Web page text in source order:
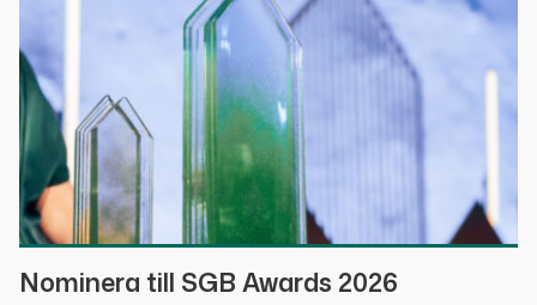
Nominera till SGB Awards 2026